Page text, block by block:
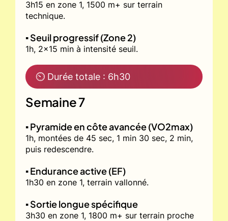
3h15 en zone 1, 1500 m+ sur terrain
technique.
▪️ Seuil progressif (Zone 2)
1h, 2x15 min à intensité seuil.
⏲ Durée totale : 6h30
Semaine 7
▪️ Pyramide en côte avancée (VO2max)
1h, montées de 45 sec, 1 min 30 sec, 2 min,
puis redescendre.
▪️ Endurance active (EF)
1h30 en zone 1, terrain vallonné.
▪️ Sortie longue spécifique
3h30 en zone 1, 1800 m+ sur terrain proche